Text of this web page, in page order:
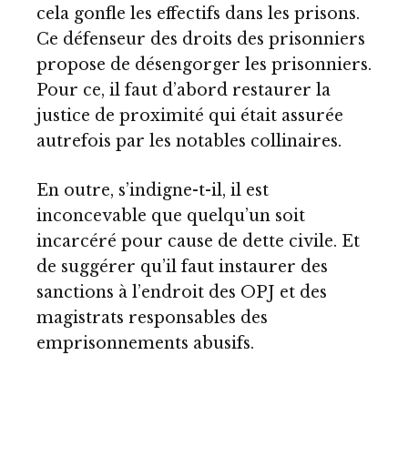
cela gonfle les effectifs dans les prisons.
Ce défenseur des droits des prisonniers
propose de désengorger les prisonniers.
Pour ce, il faut d’abord restaurer la
justice de proximité qui était assurée
autrefois par les notables collinaires.
En outre, s’indigne-t-il, il est
inconcevable que quelqu’un soit
incarcéré pour cause de dette civile. Et
de suggérer qu’il faut instaurer des
sanctions à l’endroit des OPJ et des
magistrats responsables des
emprisonnements abusifs.